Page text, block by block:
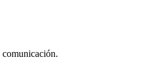
comunicación.